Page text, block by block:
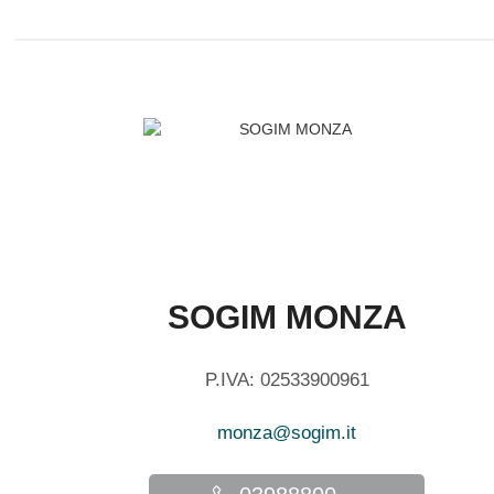
SOGIM MONZA
P.IVA: 02533900961
monza@sogim.it